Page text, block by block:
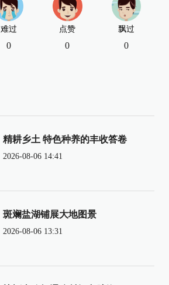
难过
0
点赞
0
飘过
0
精耕乡土 特色种养的丰收答卷
2026-08-06 14:41
斑斓盐湖铺展大地图景
2026-08-06 13:31